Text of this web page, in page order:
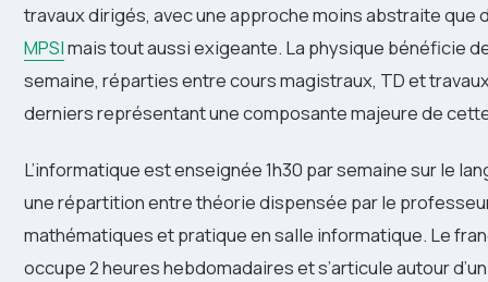
travaux dirigés, avec une approche moins abstraite que
MPSImais tout aussi exigeante. La physique bénéficie
semaine, réparties entre cours magistraux, TD et
derniers représentant une composante majeure de
L’informatique est enseignée 1h30 par semaine sur le
une répartition entre théorie dispensée par le
mathématiques et pratique en salle informatique. Le
occupe 2 heures hebdomadaires et s’articule autour